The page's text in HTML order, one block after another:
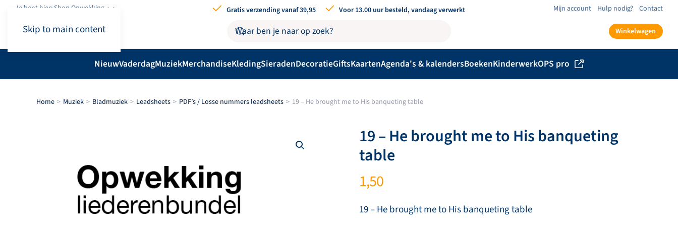
Skip to main content
Je bent hier: Shop.Opwekking Gratis verzending vanaf 39,95 Voor 13.00 uur besteld, vandaag verwerkt Mijn account Hulp nodig? Contact
Winkelwagen
NieuwVaderdagMuziekMerchandiseKledingSieradenDecoratieGiftsKaartenAgenda's & kalendersBoekenKinderwerkOPS pro
Home Muziek Bladmuziek Leadsheets PDF’s / Losse nummers leadsheets 19 – He brought me to His banqueting table
19 – He brought me to His banqueting
table
1,50
19 – He brought me to His banqueting table